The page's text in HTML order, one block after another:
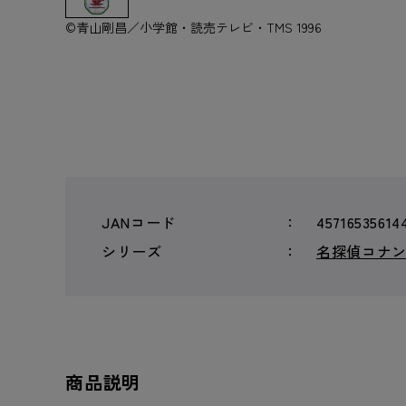
©青山剛昌／小学館・読売テレビ・TMS 1996
JANコード
シリーズ
名探偵コナン
商品説明